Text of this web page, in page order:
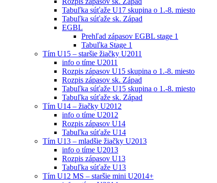
Tabuľka súťaže U17 skupina o 1.-8. miesto
Tabuľka súťaže sk. Západ
EGBL
Prehľad zápasov EGBL stage 1
Tabuľka Stage 1
Tím U15 – staršie žiačky U2011
info o tíme U2011
Rozpis zápasov U15 skupina o 1.-8. miesto
Rozpis zápasov sk. Západ
Tabuľka súťaže U15 skupina o 1.-8. miesto
Tabuľka súťaže sk. Západ
Tím U14 – žiačky U2012
info o tíme U2012
Rozpis zápasov U14
Tabuľka súťaže U14
Tím U13 – mladšie žiačky U2013
info o tíme U2013
Rozpis zápasov U13
Tabuľka súťaže U13
Tím U12 MS – staršie mini U2014+